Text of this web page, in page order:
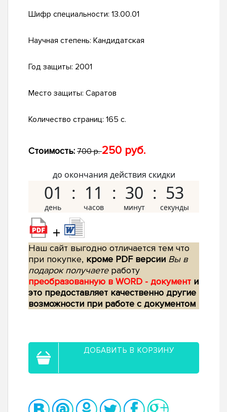
Шифр специальности: 13.00.01
Научная степень: Кандидатская
Год защиты: 2001
Место защиты: Саратов
Количество страниц: 165 с.
Стоимость: 700 р.250 руб.
до окончания действия скидки
01 11 30 52
+
Наш сайт выгодно отличается тем что
при покупке, кроме PDF версии Вы в
подарок получаетеработу
преобразованную в WORD - документ и
это предоставляет качественно другие
возможности при работе с документом
ДОБАВИТЬ В КОРЗИНУ